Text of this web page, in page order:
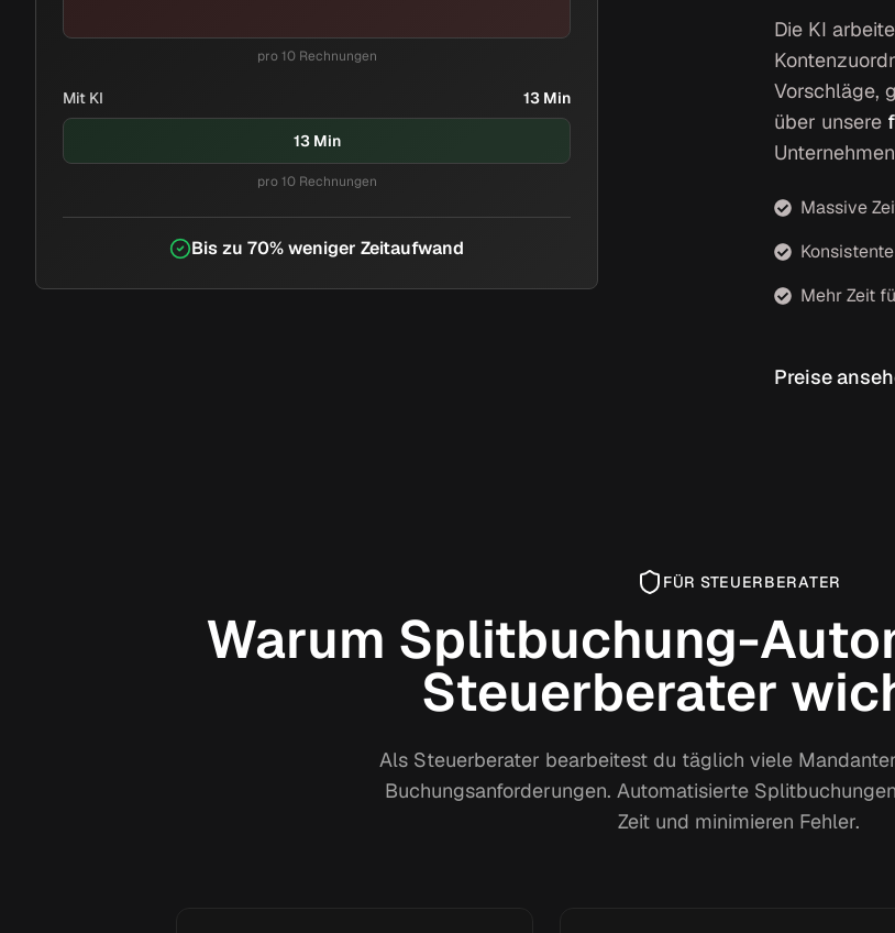
pro 10 Rechnungen
Mit KI 13 Min
13 Min
pro 10 Rechnungen
Bis zu 70% weniger Zeitaufwand
Die KI
Vorschläge,
über unsere
Massive
Mehr Zeit
Preise
FÜR STEUERBERATER
Warum Splitbuchung-
Steuerberater
Als Steuerberater bearbeitest du täglich viele
Buchungsanforderungen. Automatisierte
Zeit und minimieren Fehler.